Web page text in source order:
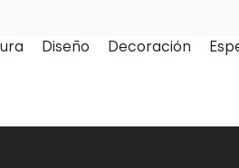
Diseño Decoración